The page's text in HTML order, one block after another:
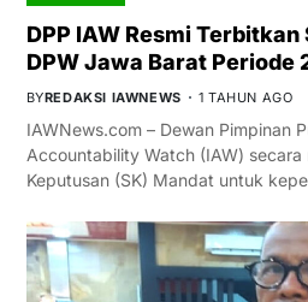
DPP IAW Resmi
DPW Jawa Barat Periode
BYREDAKSI IAWNEWS 1 TAHUN AGO
IAWNews.com – Dewan Pimpinan
Accountability Watch (IAW)
Keputusan (SK) Mandat untuk